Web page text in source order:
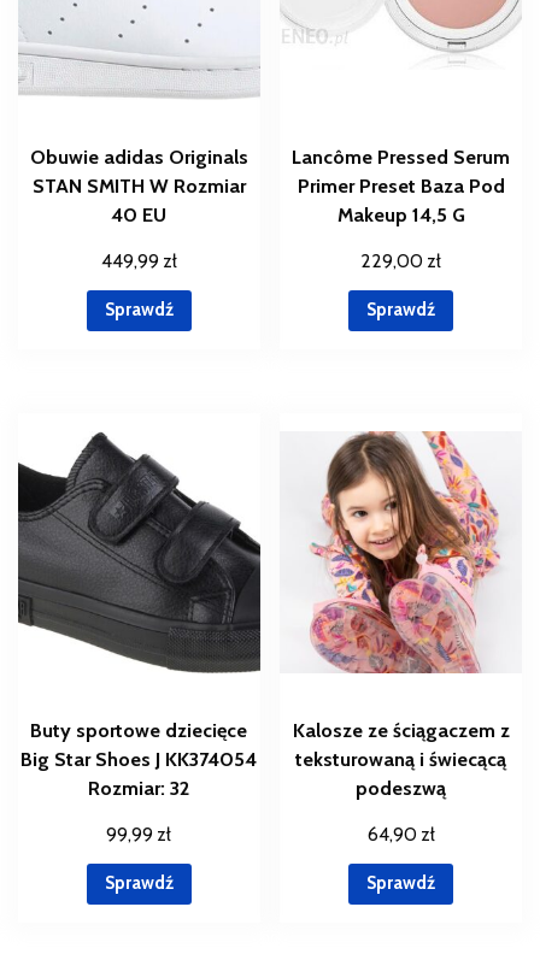
Obuwie adidas Originals
STAN SMITH W Rozmiar
40 EU
449,99 zł
Sprawdź
Lancôme Pressed Serum
Primer Preset Baza Pod
Makeup 14,5 G
229,00 zł
Sprawdź
Buty sportowe dziecięce
Big Star Shoes J KK374054
Rozmiar: 32
99,99 zł
Sprawdź
Kalosze ze ściągaczem z
teksturowaną i świecącą
podeszwą
64,90 zł
Sprawdź